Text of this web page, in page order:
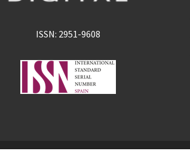
ISSN: 2951-9608